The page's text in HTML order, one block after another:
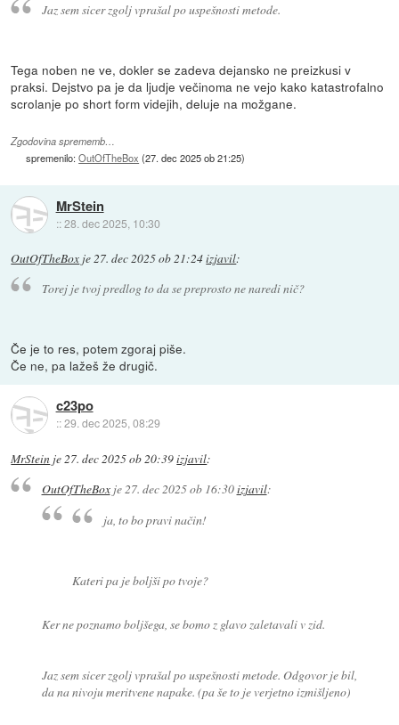
Jaz sem sicer zgolj vprašal po uspešnosti metode.
Tega noben ne ve, dokler se zadeva dejansko ne preizkusi v
praksi. Dejstvo pa je da ljudje večinoma ne vejo kako katastrofalno
scrolanje po short form videjih, deluje na možgane.
Zgodovina sprememb…
spremenilo:OutOfTheBox (27. dec 2025 ob 21:25)
MrStein
::28. dec 2025, 10:30
OutOfTheBox je27. dec 2025 ob 21:24izjavil:
Torej je tvoj predlog to da se preprosto ne naredi nič?
Če je to res, potem zgoraj piše.
Če ne, pa lažeš že drugič.
c23po
::29. dec 2025, 08:29
MrStein je27. dec 2025 ob 20:39izjavil:
OutOfTheBoxje 27. dec 2025 ob 16:30izjavil:
ja, to bo pravi način!
Kateri pa je boljši po tvoje?
Ker ne poznamo boljšega, se bomo z glavo zaletavali v zid.
Jaz sem sicer zgolj vprašal po uspešnosti metode. Odgovor je bil,
da na nivoju meritvene napake. (pa še to je verjetno izmišljeno)